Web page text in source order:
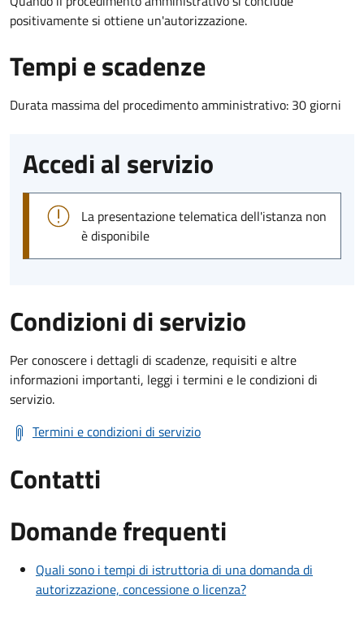
positivamente si ottiene un'autorizzazione.
Tempi e scadenze
Durata massima del procedimento amministrativo: 30 giorni
Accedi al servizio
La presentazione telematica dell'istanza non
è disponibile
Condizioni di servizio
Per conoscere i dettagli di scadenze, requisiti e altre
informazioni importanti, leggi i termini e le condizioni di
servizio.
Termini e condizioni di servizio
Contatti
Domande frequenti
Quali sono i tempi di istruttoria di una domanda di
autorizzazione, concessione o licenza?